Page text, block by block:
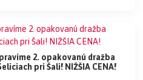
2. opakovanú dražba
pri Šali! NIŽŠIA CENA!